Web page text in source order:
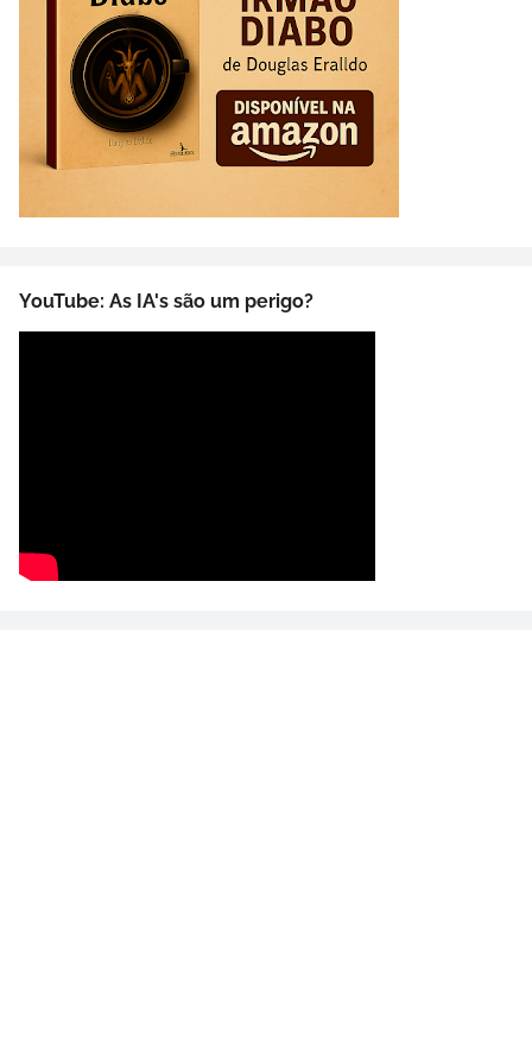
YouTube: As IA's são um perigo?